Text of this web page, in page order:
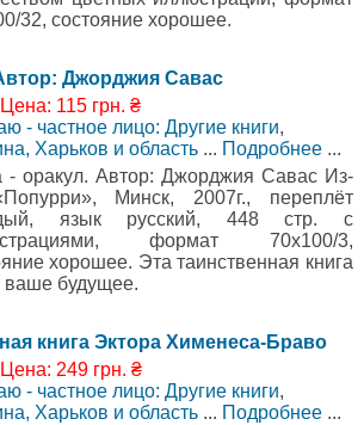
32, состояние хорошее.
Джорджия Савас
Цена: 115 грн. ₴
- частное лицо: Другие книги,
Харьков и область ... Подробнее ...
- оракул. Автор: Джорджия Савас Из-
Минск, 2007г., переплёт
язык русский, 448 стр. с
формат 70х100/3,
хорошее. Эта таинственная книга
ваше будущее.
книга Эктора Хименеса-Браво
Цена: 249 грн. ₴
- частное лицо: Другие книги,
Харьков и область ... Подробнее ...